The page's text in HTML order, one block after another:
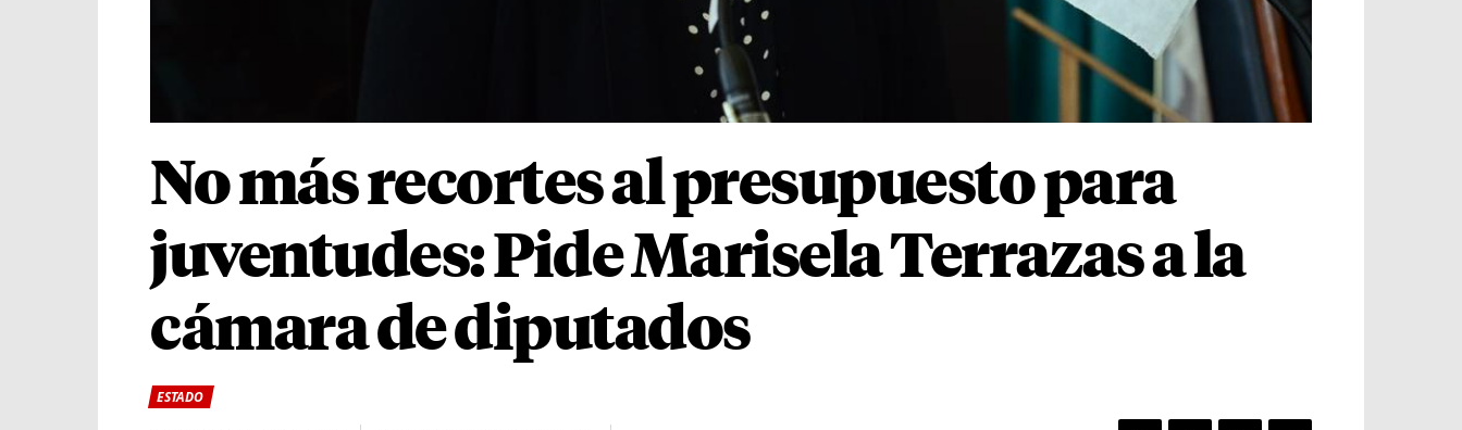
No más recortes al presupuesto para
juventudes: Pide Marisela Terrazas a la
cámara de diputados
ESTADO